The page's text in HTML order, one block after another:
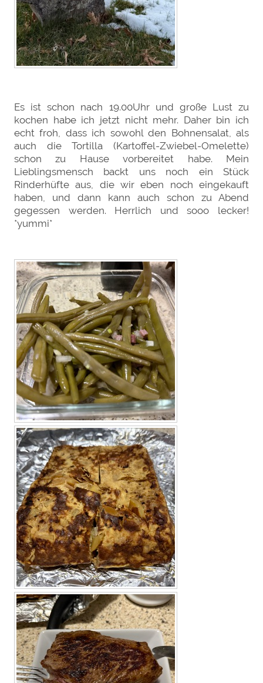
Es ist schon nach 19.00Uhr und große Lust zu
kochen habe ich jetzt nicht mehr. Daher bin ich
echt froh, dass ich sowohl den Bohnensalat, als
auch die Tortilla (Kartoffel-Zwiebel-Omelette)
schon zu Hause vorbereitet habe. Mein
Lieblingsmensch backt uns noch ein Stück
Rinderhüfte aus, die wir eben noch eingekauft
haben, und dann kann auch schon zu Abend
gegessen werden. Herrlich und sooo lecker!
*yummi*